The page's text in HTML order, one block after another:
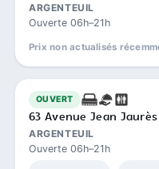
ARGENTEUIL
Ouverte 06h–21h
Prix non actualisés
OUVERT
63 Avenue Jean Jaurès
ARGENTEUIL
Ouverte 06h–21h